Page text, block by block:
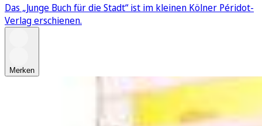
Das „Junge Buch für die Stadt“ ist im kleinen Kölner Péridot-
Verlag erschienen.
Merken